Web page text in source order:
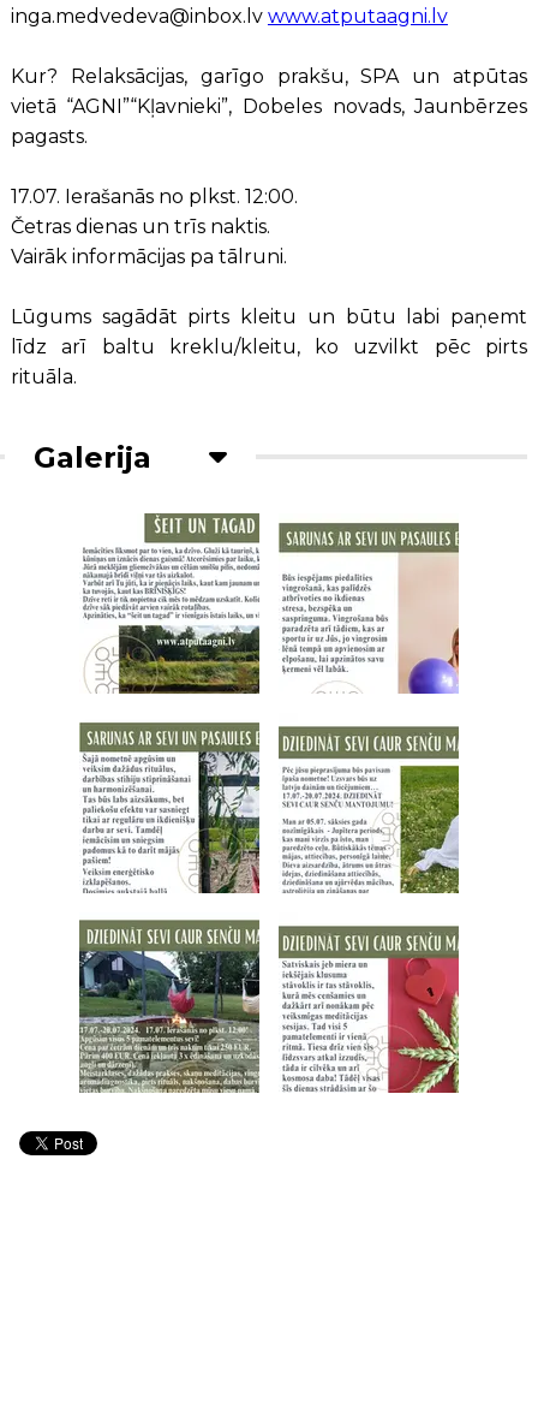
inga.medvedeva@inbox.lv www.atputaagni.lv
Kur? Relaksācijas, garīgo prakšu, SPA un atpūtas
vietā “AGNI”“Kļavnieki”, Dobeles novads, Jaunbērzes
pagasts.
17.07. Ierašanās no plkst. 12:00.
Četras dienas un trīs naktis.
Vairāk informācijas pa tālruni.
Lūgums sagādāt pirts kleitu un būtu labi paņemt
līdz arī baltu kreklu/kleitu, ko uzvilkt pēc pirts
rituāla.
Galerija